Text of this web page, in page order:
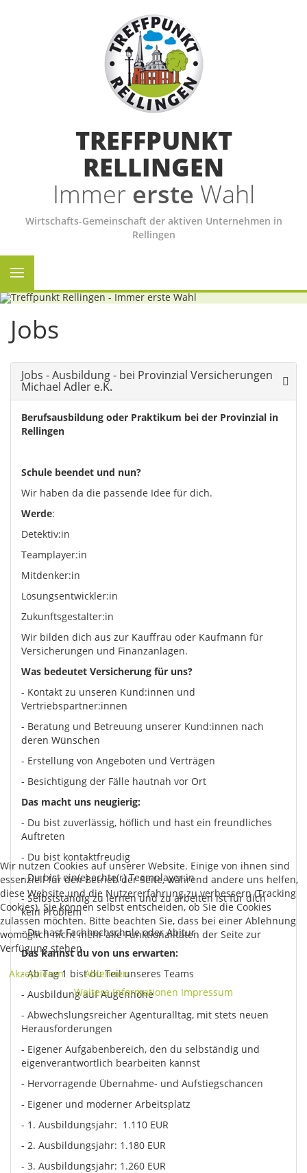
TREFFPUNKT
RELLINGEN
Immer erste Wahl
Wirtschafts-Gemeinschaft der aktiven Unternehmen in
Rellingen
Jobs
Jobs - Ausbildung - bei Provinzial Versicherungen
Michael Adler e.K.
Berufsausbildung oder Praktikum bei der Provinzial in
Rellingen
Schule beendet und nun?
Wir haben da die passende Idee für dich.
Werde:
Detektiv:in
Teamplayer:in
Mitdenker:in
Lösungsentwickler:in
Zukunftsgestalter:in
Wir bilden dich aus zur Kauffrau oder Kaufmann für
Versicherungen und Finanzanlagen.
Was bedeutet Versicherung für uns?
- Kontakt zu unseren Kund:innen und
Vertriebspartner:innen
- Beratung und Betreuung unserer Kund:innen nach
deren Wünschen
- Erstellung von Angeboten und Verträgen
- Besichtigung der Fälle hautnah vor Ort
Das macht uns neugierig:
- Du bist zuverlässig, höflich und hast ein freundliches
Auftreten
- Du bist kontaktfreudig
- Du bist ein(e) echte(r) Teamplayer:in
- Selbstständig zu lernen und zu arbeiten ist für dich
kein Problem
- Du hast Fachhochschule oder Abitur
Das kannst du von uns erwarten:
- Ab Tag 1 bist du Teil unseres Teams
- Ausbildung auf Augenhöhe
- Abwechslungsreicher Agenturalltag, mit stets neuen
Herausforderungen
- Eigener Aufgabenbereich, den du selbständig und
eigenverantwortlich bearbeiten kannst
- Hervorragende Übernahme- und Aufstiegschancen
- Eigener und moderner Arbeitsplatz
- 1. Ausbildungsjahr: 1.110 EUR
- 2. Ausbildungsjahr: 1.180 EUR
- 3. Ausbildungsjahr: 1.260 EUR
Wir nutzen Cookies auf unserer Website. Einige von ihnen sind
essenziell für den Betrieb der Seite, während andere uns helfen,
diese Website und die Nutzererfahrung zu verbessern (Tracking
Cookies). Sie können selbst entscheiden, ob Sie die Cookies
zulassen möchten. Bitte beachten Sie, dass bei einer Ablehnung
womöglich nicht mehr alle Funktionalitäten der Seite zur
Verfügung stehen.
Akzeptieren
Ablehnen
Weitere Informationen Impressum